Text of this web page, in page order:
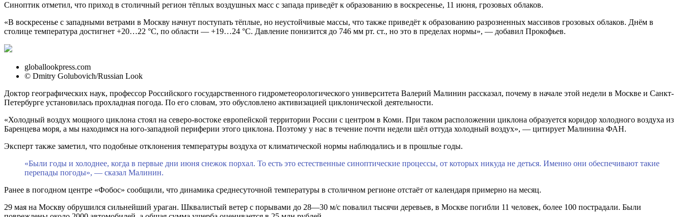
Синоптик отметил, что приход в столичный регион тёплых воздушных масс с запада приведёт к образованию в воскресенье, 11 июня, грозовых облаков.
«В воскресенье с западными ветрами в Москву начнут поступать тёплые, но неустойчивые массы, что также приведёт к образованию разрозненных массивов грозовых облаков. Днём в
столице температура достигнет +20…22 °C, по области — +19…24 °C. Давление понизится до 746 мм рт. ст., но это в пределах нормы», — добавил Прокофьев.
globallookpress.com
© Dmitry Golubovich/Russian Look
Доктор географических наук, профессор Российского государственного гидрометеорологического университета Валерий Малинин рассказал, почему в начале этой недели в Москве и Санкт-
Петербурге установилась прохладная погода. По его словам, это обусловлено активизацией циклонической деятельности.
«Холодный воздух мощного циклона стоял на северо-востоке европейской территории России с центром в Коми. При таком расположении циклона образуется коридор холодного воздуха из
Баренцева моря, а мы находимся на юго-западной периферии этого циклона. Поэтому у нас в течение почти недели шёл оттуда холодный воздух», — цитирует Малинина ФАН.
Эксперт также заметил, что подобные отклонения температуры воздуха от климатической нормы наблюдались и в прошлые годы.
«Были годы и холоднее, когда в первые дни июня снежок порхал. То есть это естественные синоптические процессы, от которых никуда не деться. Именно они обеспечивают такие
перепады погоды», — сказал Малинин.
Ранее в погодном центре «Фобос» сообщили, что динамика среднесуточной температуры в столичном регионе отстаёт от календаря примерно на месяц.
29 мая на Москву обрушился сильнейший ураган. Шквалистый ветер с порывами до 28—30 м/с повалил тысячи деревьев, в Москве погибли 11 человек, более 100 пострадали. Были